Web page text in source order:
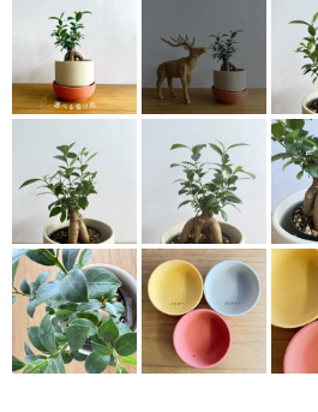
最近チェックした商品
ORDER HISTORY
注文履歴
SHOP
店舗概要
SHOPPING GUIDE
ショッピングガイド
PRIVACY
プライバシーポリシー